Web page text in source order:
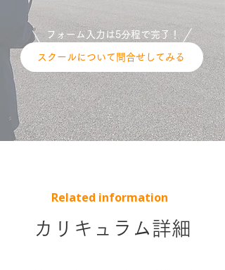
フォーム入力は5分程で完了！
スクールについて問合せしてみる
Related information
カリキュラム詳細